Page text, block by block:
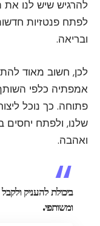
להרגיש שיש לנו את
לפתח פנטזיות
ובריאה.
לכן, חשוב מאוד
אמפתיה כלפי השותף
פתוחה. כך נוכל
שלנו, ולפתח יחסים
ואהבה.
ביכולת להעניק
ומשותפי.